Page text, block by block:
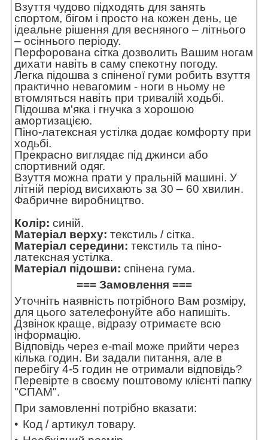
Взуття чудово підходять для занять
спортом, бігом і просто на кожен день, це
ідеальне рішення для весняного – літнього
– осіннього періоду.
Перфорована сітка дозволить Вашим ногам
дихати навіть в саму спекотну погоду.
Легка підошва з спіненої гуми робить взуття
практично невагомим - ноги в ньому не
втомляться навіть при тривалій ходьбі.
Підошва м'яка і гнучка з хорошою
амортизацією.
Піно-латексная устілка додає комфорту при
ходьбі.
Прекрасно виглядає під джинси або
спортивний одяг.
Взуття можна прати у пральній машині. У
літній період висихають за 30 – 60 хвилин.
Фабричне виробництво.
Колір: синій.
Матеріал верху: текстиль / сітка.
Матеріал середини: текстиль та піно-
латексная устілка.
Матеріал підошви: спінена гума.
=== Замовлення ===
Уточніть наявність потрібного Вам розміру,
для цього зателефонуйте або напишіть.
Дзвінок краще, відразу отримаєте всю
інформацію.
Відповідь через e-mail може прийти через
кілька годин. Ви задали питання, але в
перебігу 4-5 годин не отримали відповідь?
Перевірте в своєму поштовому клієнті папку
"СПАМ".
При замовленні потрібно вказати:
Код / артикул товару.